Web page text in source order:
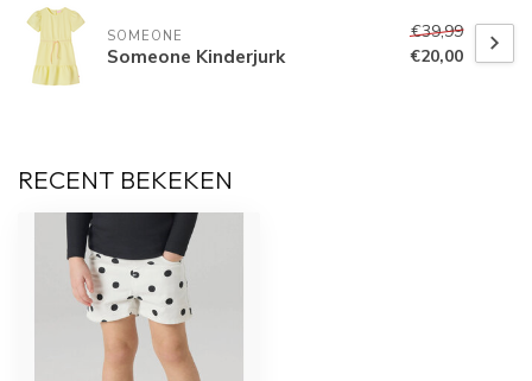
SOMEONE
Someone Kinderjurk
€39,99
€20,00
RECENT BEKEKEN